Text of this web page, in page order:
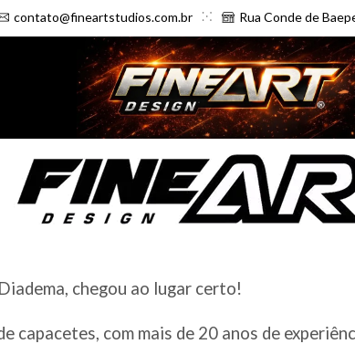
contato@fineartstudios.com.br Rua Conde de
chegou ao lugar certo!
capacetes, com mais de 20 anos de